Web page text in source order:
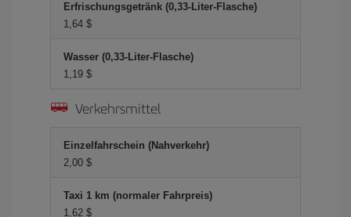
Erfrischungsgetränk (0,33-Liter-Flasche)
1,64 $
Wasser (0,33-Liter-Flasche)
1,19 $
Verkehrsmittel
Einzelfahrschein (Nahverkehr)
2,00 $
Taxi 1 km (normaler Fahrpreis)
1,62 $